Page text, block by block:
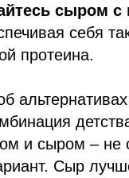
сыром с
себя
протеина.
и сыром – не
Сыр